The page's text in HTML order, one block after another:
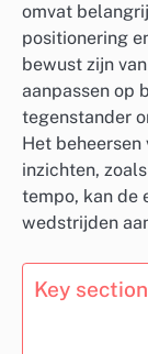
omvat
positionering
bewust zijn
aanpassen op
tegenstander
Het
inzichten,
tempo, kan de
wedstrijden
Key